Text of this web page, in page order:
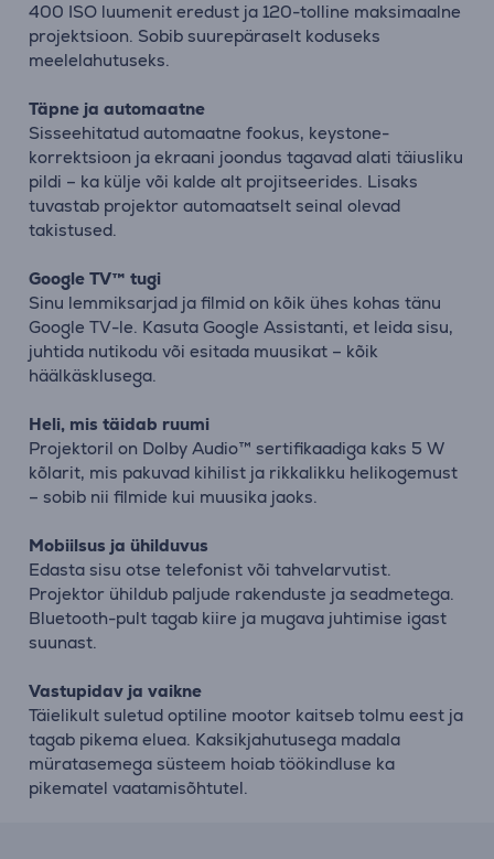
400 ISO luumenit eredust ja 120-tolline maksimaalne
projektsioon. Sobib suurepäraselt koduseks
meelelahutuseks.
Täpne ja automaatne
Sisseehitatud automaatne fookus, keystone-
korrektsioon ja ekraani joondus tagavad alati täiusliku
pildi – ka külje või kalde alt projitseerides. Lisaks
tuvastab projektor automaatselt seinal olevad
takistused.
Google TV™ tugi
Sinu lemmiksarjad ja filmid on kõik ühes kohas tänu
Google TV-le. Kasuta Google Assistanti, et leida sisu,
juhtida nutikodu või esitada muusikat – kõik
häälkäsklusega.
Heli, mis täidab ruumi
Projektoril on Dolby Audio™ sertifikaadiga kaks 5 W
kõlarit, mis pakuvad kihilist ja rikkalikku helikogemust
– sobib nii filmide kui muusika jaoks.
Mobiilsus ja ühilduvus
Edasta sisu otse telefonist või tahvelarvutist.
Projektor ühildub paljude rakenduste ja seadmetega.
Bluetooth-pult tagab kiire ja mugava juhtimise igast
suunast.
Vastupidav ja vaikne
Täielikult suletud optiline mootor kaitseb tolmu eest ja
tagab pikema eluea. Kaksikjahutusega madala
müratasemega süsteem hoiab töökindluse ka
pikematel vaatamisõhtutel.